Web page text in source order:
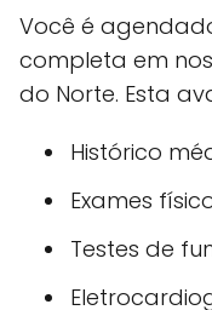
Você é
completa em
do Norte. Esta
Histórico
Exames
Testes de